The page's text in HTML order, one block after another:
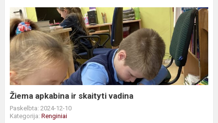
Žiema
apkabina
ir
skaityti
vadina
Žiema apkabina ir skaityti vadina
Paskelbta: 2024-12-10
Kategorija: Renginiai